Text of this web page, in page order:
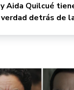
y Aida Quilcué
detrás de